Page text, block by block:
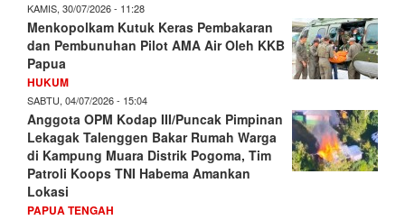
KAMIS, 30/07/2026 - 11:28
Menkopolkam Kutuk Keras Pembakaran
dan Pembunuhan Pilot AMA Air Oleh KKB
Papua
HUKUM
SABTU, 04/07/2026 - 15:04
Anggota OPM Kodap III/Puncak Pimpinan
Lekagak Talenggen Bakar Rumah Warga
di Kampung Muara Distrik Pogoma, Tim
Patroli Koops TNI Habema Amankan
Lokasi
PAPUA TENGAH